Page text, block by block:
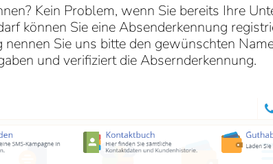
Kein Problem, wenn Sie bereits Ihre
können Sie eine Absenderkennung
Sie uns bitte den gewünschten
und verifiziert die Absernderkennung.